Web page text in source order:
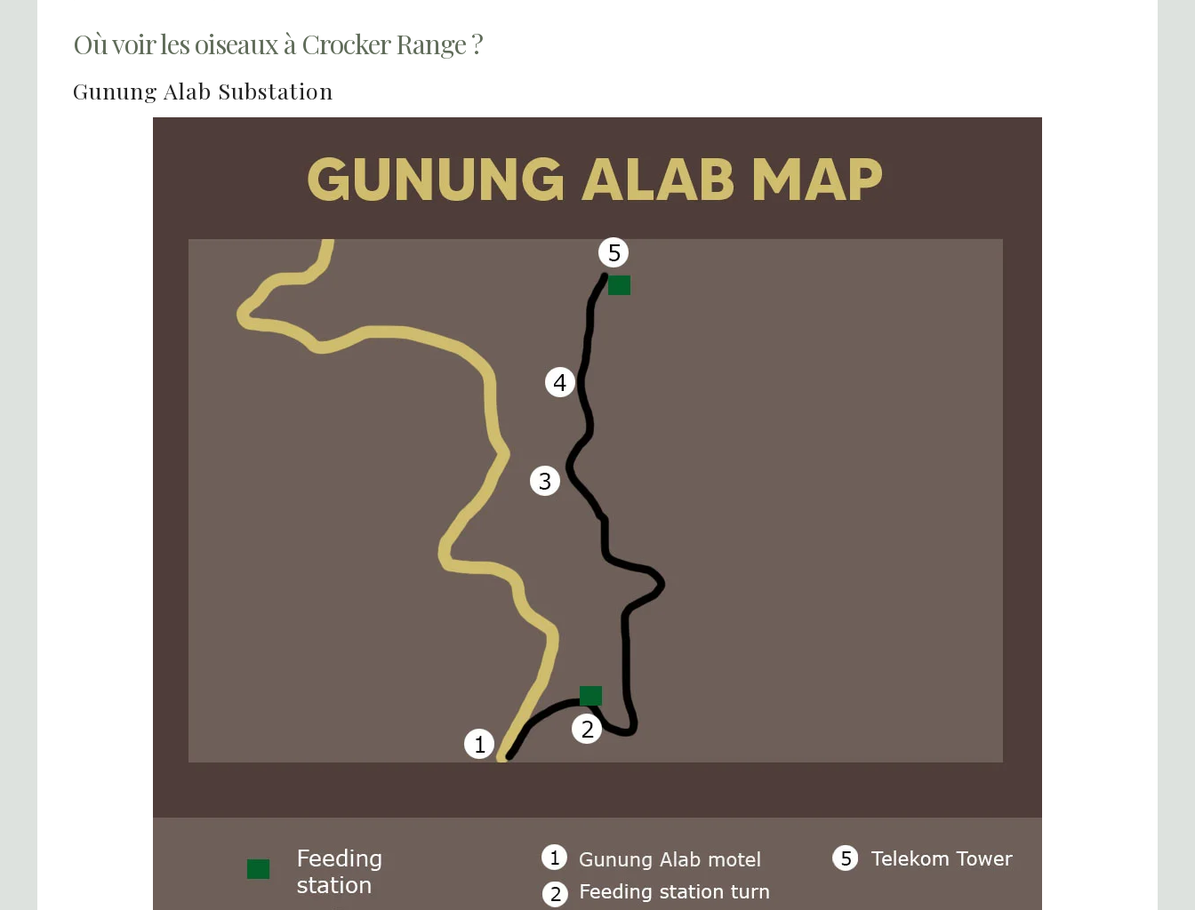
Où voir les oiseaux à Crocker Range ?
Gunung Alab Substation